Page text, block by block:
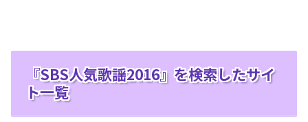
『SBS人気歌謡2016』を検索したサイ
ト一覧